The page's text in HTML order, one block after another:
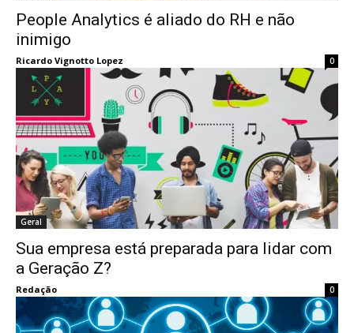
People Analytics é aliado do RH e não
inimigo
Ricardo Vignotto Lopez 0
Geral
Sua empresa está preparada para lidar com
a Geração Z?
Redação 0